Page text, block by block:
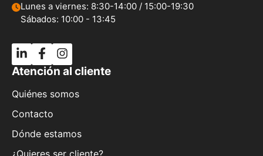
Lunes a viernes: 8:30-14:00 / 15:00-19:30
Sábados: 10:00 - 13:45
Atención al cliente
Quiénes somos
Contacto
Dónde estamos